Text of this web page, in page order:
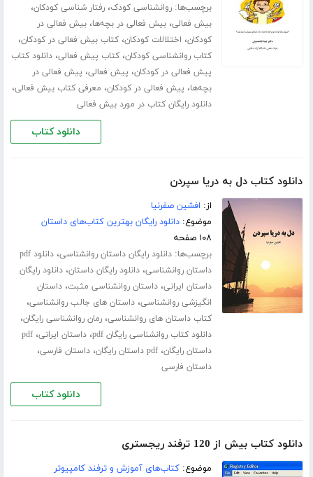
برچسب‌ها:روانشناسی کودک،رفتار شناسی کودکان،
بیش فعالی،بیش فعالی در بچه‌ها،بیش فعالی در
کودکان، اختلالات کودکان،کتاب بیش فعالی در کودکان،
کتاب روانشناسی کودکان،کتاب پیش فعالی،دانلود کتاب
پیش فعالی در کودکان، پیش فعالی، پیش فعالی در
بچه‌ها، پیش فعالی در کودکان، معرفی کتاب بیش فعالی،
دانلود رایگان کتاب در مورد بیش فعالی
دانلود کتاب
دانلود کتاب دل به دریا سپردن
از: افشین صفرنیا
موضوع:دانلود رایگان بهترین کتاب‌های داستان
۱۰۸ صفحه
برچسب‌ها:دانلود رایگان داستان روانشناسی،
دانلود pdf
داستان روانشناسی،دانلود رایگان داستان،دانلود رایگان
داستان ایرانی،داستان روانشناسی مثبت،داستان
انگیزشی روانشناسی،داستان های جالب روانشناسی،
کتاب داستان های روانشناسی،رمان روانشناسی رایگان،
دانلود کتاب روانشناسی رایگان pdf ،داستان ایرانی،pdf
داستان رایگان،pdf داستان رایگان ،داستان فارسی،
داستان فارسی
دانلود کتاب
دانلود کتاب بیش از 120 ترفند ریجستری
موضوع:کتاب‌های آموزش و ترفند کامپیوتر